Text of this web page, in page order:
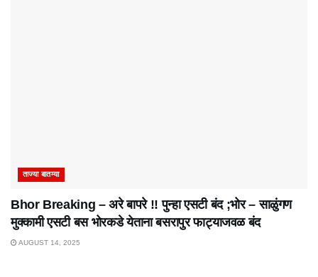
ताज्या बातम्या
Bhor Breaking – अरे बापरे‌ !! पुन्हा एसटी बंद ;भोर – साळुंगण
मुक्कामी एसटी बस भोरकडे येताना बसरापुर फाट्याजवळ बंद
AUGUST 14, 2025